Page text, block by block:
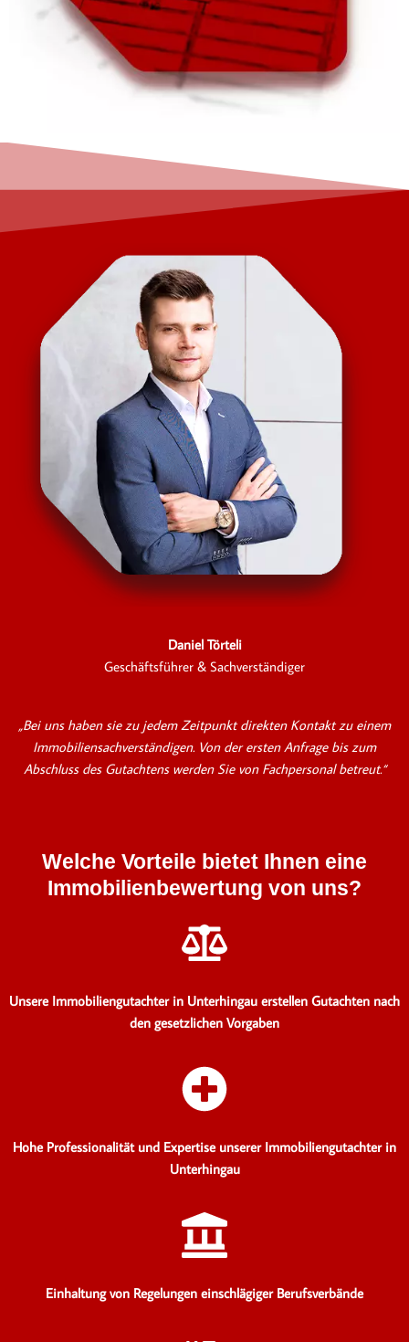
Daniel Törteli
Geschäftsführer & Sachverständiger
„Bei uns haben sie zu jedem Zeitpunkt direkten Kontakt zu einem
Immobiliensachverständigen. Von der ersten Anfrage bis zum
Abschluss des Gutachtens werden Sie von Fachpersonal betreut.“
Welche Vorteile bietet Ihnen eine
Immobilienbewertung von uns?
Unsere Immobiliengutachter in Unterhingau erstellen Gutachten nach
den gesetzlichen Vorgaben
Hohe Professionalität und Expertise unserer Immobiliengutachter in
Unterhingau
Einhaltung von Regelungen einschlägiger Berufsverbände